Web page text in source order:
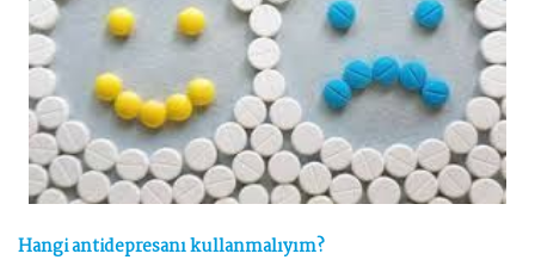
Hangi antidepresanı kullanmalıyım?